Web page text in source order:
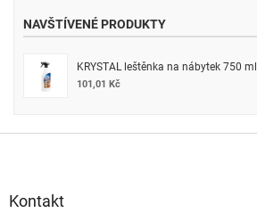
NAVŠTÍVENÉ PRODUKTY
KRYSTAL leštěnka na nábytek 750 ml
101,01 Kč
Kontakt